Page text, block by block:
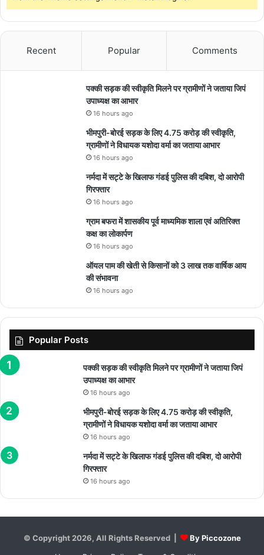
Recent Popular Comments
पक्की सड़क की स्वीकृति मिलने पर ग्रामीणों ने जताया जिपं
उपाध्यक्ष का आभार
16 hours ago
भीमपुरी-बोरई सड़क के लिए 4.75 करोड़ की स्वीकृति,
ग्रामीणों ने विधायक यशोदा वर्मा का जताया आभार
16 hours ago
नर्मदा में सट्टे के खिलाफ गंडई पुलिस की दबिश, दो आरोपी
गिरफ्तार
16 hours ago
ग्राम बफरा में शासकीय पूर्व माध्यमिक शाला एवं अतिरिक्त
कक्ष का लोकार्पण
16 hours ago
ऑयल पाम की खेती से किसानों को 3 लाख तक वार्षिक आय
की संभावना
16 hours ago
Popular Posts
पक्की सड़क की स्वीकृति मिलने पर ग्रामीणों ने जताया जिपं
उपाध्यक्ष का आभार
16 hours ago
भीमपुरी-बोरई सड़क के लिए 4.75 करोड़ की स्वीकृति,
ग्रामीणों ने विधायक यशोदा वर्मा का जताया आभार
16 hours ago
नर्मदा में सट्टे के खिलाफ गंडई पुलिस की दबिश, दो आरोपी
गिरफ्तार
16 hours ago
© Copyright 2026, All Rights Reserved |
By Piccozone